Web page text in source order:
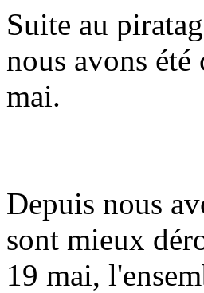
Suite au
nous avons été
mai.
Depuis nous
sont mieux
19 mai,